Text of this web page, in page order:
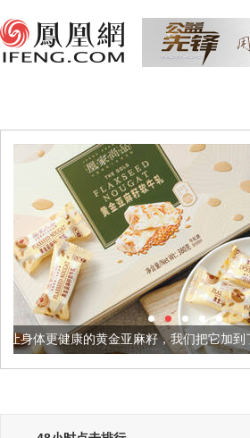
麻籽，我们把它加到了牛轧糖里